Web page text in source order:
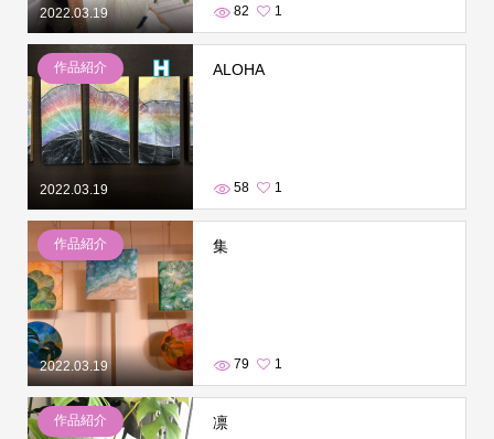
2022.03.19 82 1
2022.03.19
作品紹介 ALOHA
58 1
2022.03.19
作品紹介 集
79 1
作品紹介 凛